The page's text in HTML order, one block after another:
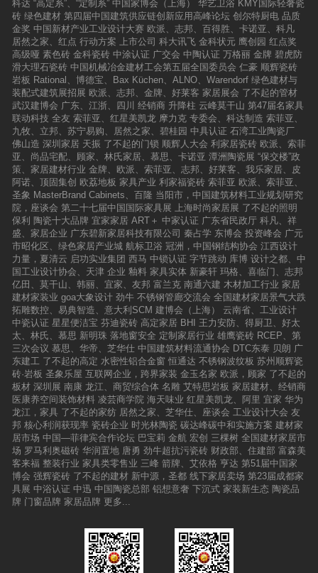
科达 “高定系”、“定制系” 中国家博会（上海） 华艺卫浴 KMY国际轻奢瓷
砖 绿色建材 第四届中国建筑供应链创新应用高峰论坛 创尔特厨电 品质
金奖 中国新材产业工业设计大赛 欧派、志邦、百得胜、卡诺亚、科凡
居然之家、红点 行动方案 上市公司 科大讯飞 金科状元 鹰创园 红点奖
高级哑 素色砖 金科瓷砖 中涂认证 广交会 中陶认证 万格丽 金牌 碧虎防
滑大理石瓷砖 中国机械冶金建材工会第五届全国委员会 仁豪 顺辉瓷砖
岩板 Rational、博德宝、Bax Küchen、ALNO、Warendorf 绿色建材与
装配式建筑展招展 欧派、志邦、金牌、好莱客 家居展会 了不起的管材
武汉建博会 广东、江浙、四川 经销商 升降柱 云峰莫干山 第47届名家具
联动科技 全友 索菲亚、红星美凯龙 摩力克 专委会、科达制造 索菲亚、
九牧、立邦、苏宁易购、居然之家、碧桂园 中具认证 石湾工业陶瓷厂
佛山造 深圳家居 天振 了不起的门锁 顺辉人大会 利家居瓷砖 欧派、索菲
亚、尚品宅配、顾家、林氏家居、慕思、卡诺亚 潭洲陶瓷展 “保交楼”政
策、家居建材行业 金牌、欧派、索菲亚、志邦、好莱客、我乐家居、皮
阿诺、顶固集创 欧荔地板 家具产业 利家福瓷砖 索菲亚 欧派、索菲亚、
圣象 MasterBrand Cabinets、百隆 当阳市，中国建筑材料工业规划研究
院，座谈会 第二十七届中国国际家具展 上海时尚家居展 了不起的照明
保利 陶瓷十大品牌 宜家家居 ART＋ 中家认证 广东省民政厅 科凡、祥
盛、家居企业 广东碧新家居科技有限公司 秦占学 东博会 投资峰会 广元
市昭化区、绿色家居产业城 航标卫浴 冠洲，中国钢结构协会 江西设计
力量，夏清云 启功实业集团 西马 中锁认证 字节跳动 库博 设计之都、中
国工业设计协会、天津 企业 釉料 家具实体 新豪轩 玛格、喜临门、志邦
亿田、莫干山、韩丽、宜家、友邦 富兰克 南通六建 木材加工行业 家居
建材家装业 goa大象设计 劲牛 不锈钢管廊交流会 全国建材家居景气大跌
拓雕数控、易典智造、意大利SCM 建博会（上海）
云南省、工业设计
中瓷认证 星星便洁宝 芬迪瓷砖 高定家居 BHI
王力安防、得厨卫、好太
太、林氏、慕思 新明珠 落地窗安全 定制家居行业 雄鹰瓷砖 RCEP、第
三次会议 慕思、华帝、芝华仕 中国建筑材料流通协会 DTC东泰 贝朗 广
东建工 了不起的高定 水密性铝合金窗 恒通达 不锈钢波纹板 苏州顺辉瓷
砖·岩板 圣象乐屋 互联网企业，跨界家装 金玉名家 欧派，顾家 了不起的
板材 深圳展 南康 龙江、商贸综合体 名雕 艾特思岩板 家居建材、经销商
医康养空间装饰材料 凌芸商学院 海天味业 红星美凯龙、阿里 宜家 华为
龙江，家具 了不起的家纺 居然之家、芝华仕、座谈会 工业设计大会 友
邦 核心利润获现率 瓷砖企业 时光林陶瓷 碳达峰碳中和实施方案 建材家
居市场 中国—菲律宾合作论坛 巴宝莉 金航 宏创 三棵树 全国建材家居市
场 罗马利奥磁砖 华润置地 唐勇 劲牛超抗污瓷砖 财政部、住建部 富森美
客来福 整装行业 家具类零售业 三峰 箭牌、艾依格 亨达 第51届中国家
博会 强辉瓷砖 了不起的建材 新中源，圣都 线下家居卖场 第23届成都家
具展 中浴认证 中迅 中国陶瓷总部 铝想意奢 下沉式 家装新生态 陶瓷品
牌 门窗品牌 家居品牌 更多...